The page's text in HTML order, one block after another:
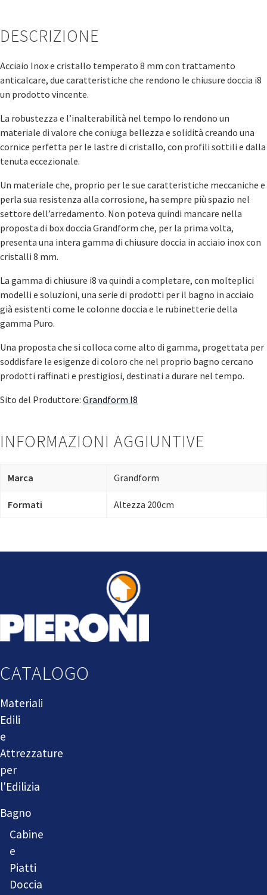
DESCRIZIONE
Acciaio Inox e cristallo temperato 8 mm con trattamento
anticalcare, due caratteristiche che rendono le chiusure doccia i8
un prodotto vincente.
La robustezza e l’inalterabilità nel tempo lo rendono un
materiale di valore che coniuga bellezza e solidità creando una
cornice perfetta per le lastre di cristallo, con profili sottili e dalla
tenuta eccezionale.
Un materiale che, proprio per le sue caratteristiche meccaniche e
perla sua resistenza alla corrosione, ha sempre più spazio nel
settore dell’arredamento. Non poteva quindi mancare nella
proposta di box doccia Grandform che, per la prima volta,
presenta una intera gamma di chiusure doccia in acciaio inox con
cristalli 8 mm.
La gamma di chiusure i8 va quindi a completare, con molteplici
modelli e soluzioni, una serie di prodotti per il bagno in acciaio
già esistenti come le colonne doccia e le rubinetterie della
gamma Puro.
Una proposta che si colloca come alto di gamma, progettata per
soddisfare le esigenze di coloro che nel proprio bagno cercano
prodotti raffinati e prestigiosi, destinati a durare nel tempo.
Sito del Produttore: Grandform I8
INFORMAZIONI AGGIUNTIVE
Marca Grandform
Formati Altezza 200cm
CATALOGO
Materiali
Edili
e
Attrezzature
per
l'Edilizia
Bagno
Cabine
e
Piatti
Doccia